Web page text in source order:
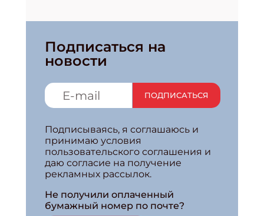
Подписаться на
новости
ПОДПИСАТЬСЯ
Подписываясь, я соглашаюсь и
принимаю условия
пользовательского соглашения и
даю согласие на получение
рекламных рассылок.
Не получили оплаченный
бумажный номер по почте?